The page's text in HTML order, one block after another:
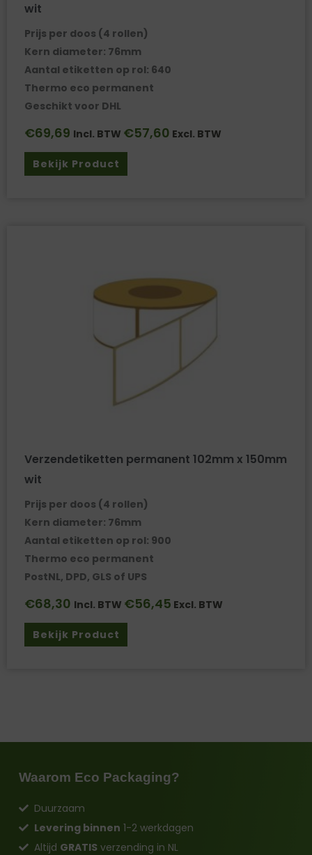
wit
Prijs per doos (4 rollen)
Kern diameter: 76mm
Aantal etiketten op rol: 640
Thermo eco permanent
Geschikt voor DHL
€69,69 Incl. BTW €57,60 Excl. BTW
Bekijk Product
Verzendetiketten permanent 102mm x 150mm
wit
Prijs per doos (4 rollen)
Kern diameter: 76mm
Aantal etiketten op rol: 900
Thermo eco permanent
PostNL, DPD, GLS of UPS
€68,30 Incl. BTW €56,45 Excl. BTW
Bekijk Product
Waarom Eco Packaging?
Duurzaam
Levering binnen 1-2 werkdagen
Altijd GRATIS verzending in NL